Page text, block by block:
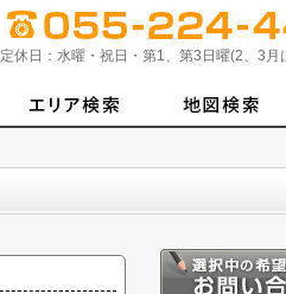
定休日： 水曜・祝日・第1、第3日曜(2、3月